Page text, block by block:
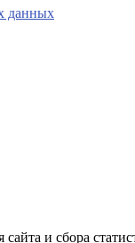
данных
и сбора